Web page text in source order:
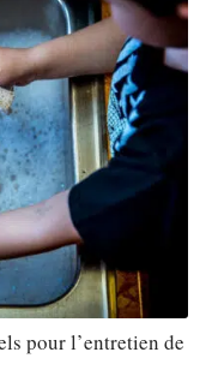
pour l’entretien de